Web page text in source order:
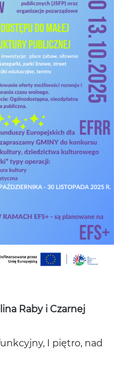
Raby i Czarnej
I piętro, nad